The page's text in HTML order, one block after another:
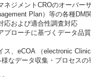
ネジメントCROのオーバー
Plan）等の各種DM
応および適合性調査対応
プローチに基づくデータ品
ス、eCOA （electronic
なデータ収集・プロセスの